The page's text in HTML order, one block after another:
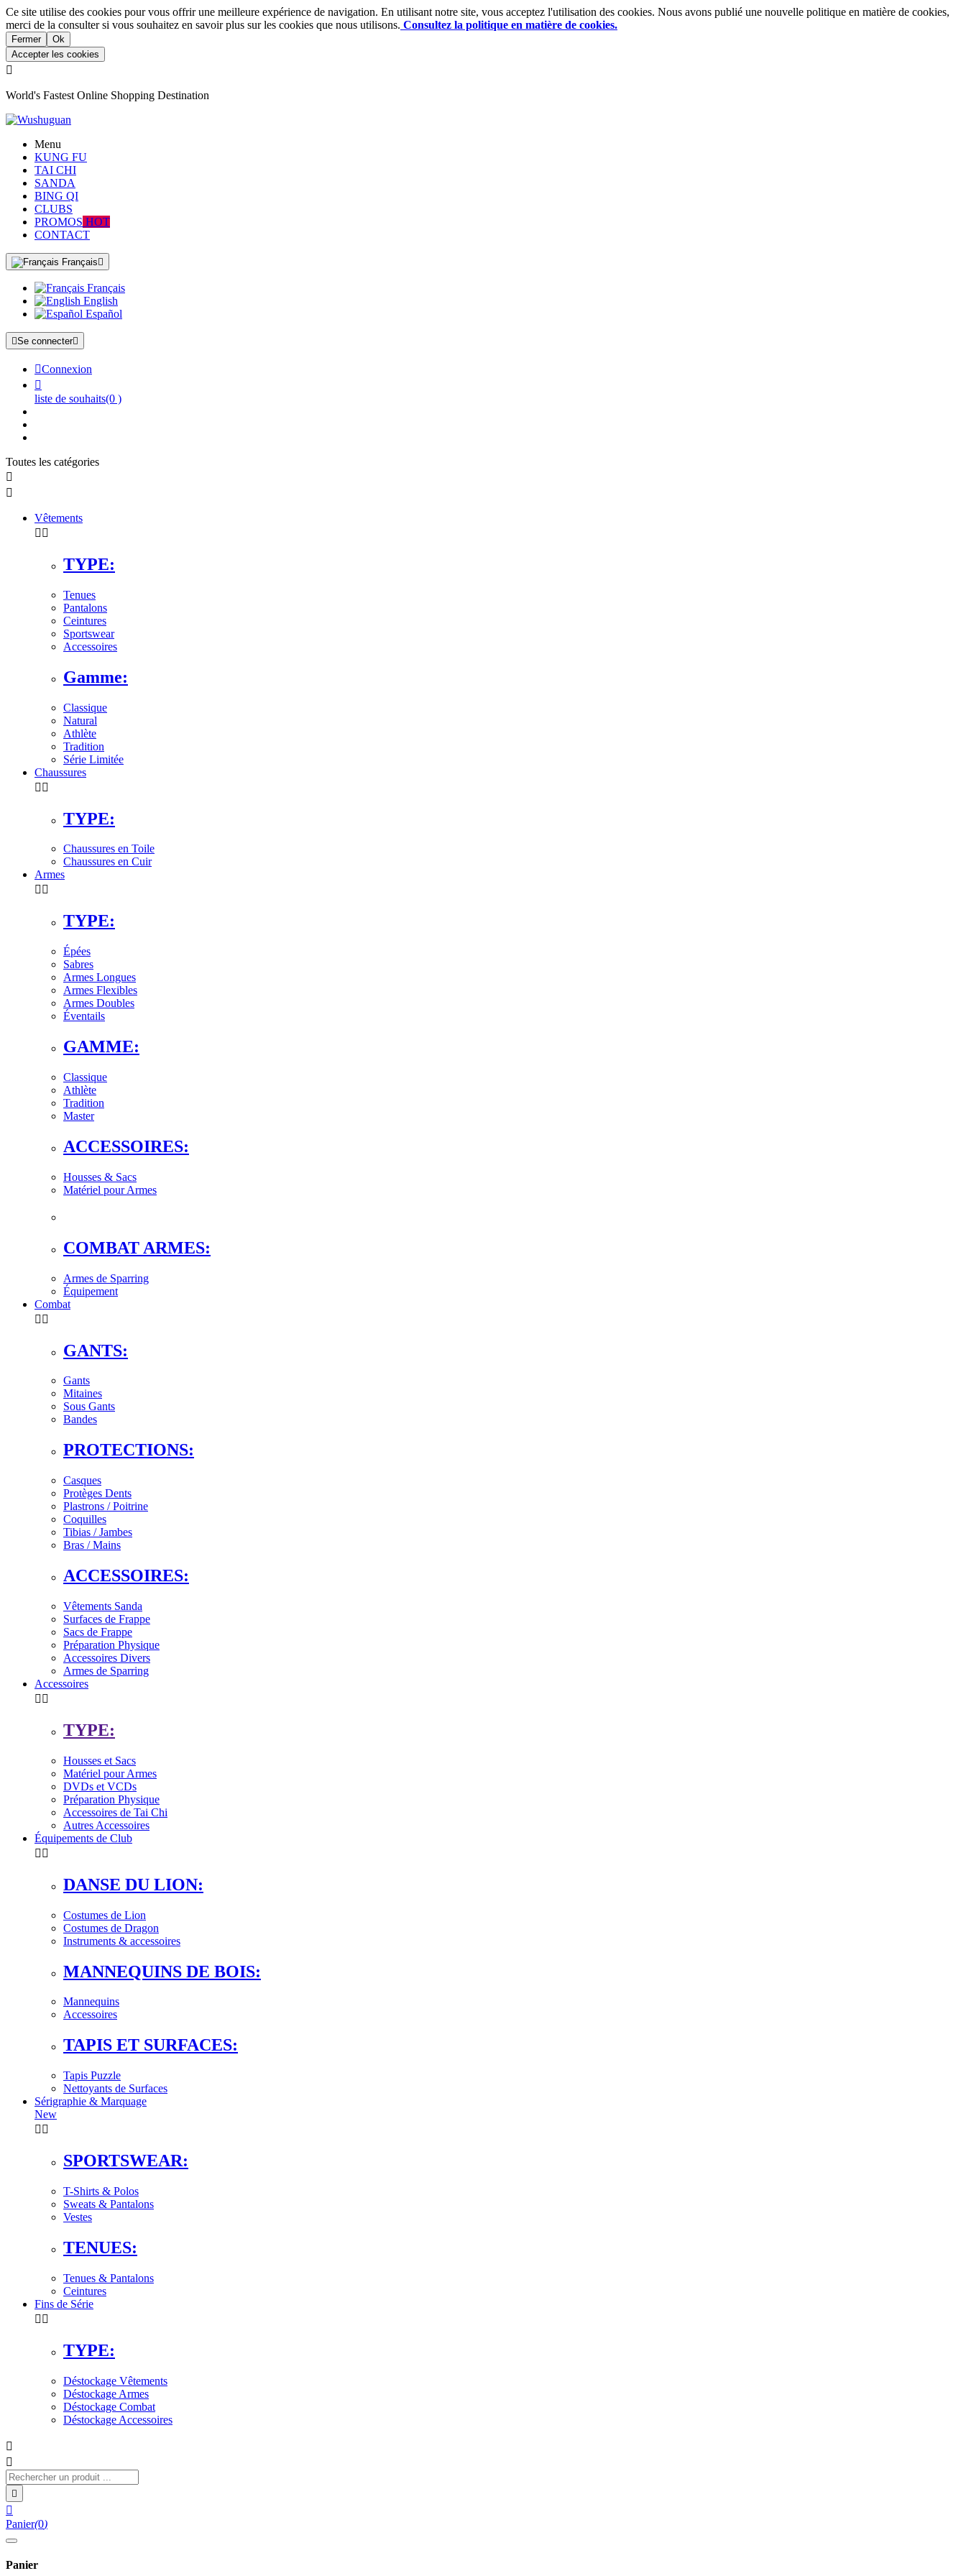
Ce site utilise des cookies pour vous offrir une meilleure expérience de navigation. En utilisant notre site, vous acceptez l'utilisation des cookies. Nous avons publié une nouvelle politique en matière de cookies,
merci de la consulter si vous souhaitez en savoir plus sur les cookies que nous utilisons. Consultez la politique en matière de cookies.
Fermer
Ok
Accepter les cookies

World's Fastest Online Shopping Destination
Menu
KUNG FU
TAI CHI
SANDA
BING QI
CLUBS
PROMOS HOT
CONTACT
Français 
Français
English
Español
Se connecter
Connexion

liste de souhaits(0 )
Toutes les catégories


Vêtements
 
TYPE:
Tenues
Pantalons
Ceintures
Sportswear
Accessoires
Gamme:
Classique
Natural
Athlète
Tradition
Série Limitée
Chaussures
 
TYPE:
Chaussures en Toile
Chaussures en Cuir
Armes
 
TYPE:
Épées
Sabres
Armes Longues
Armes Flexibles
Armes Doubles
Éventails
GAMME:
Classique
Athlète
Tradition
Master
ACCESSOIRES:
Housses & Sacs
Matériel pour Armes
COMBAT ARMES:
Armes de Sparring
Équipement
Combat
 
GANTS:
Gants
Mitaines
Sous Gants
Bandes
PROTECTIONS:
Casques
Protèges Dents
Plastrons / Poitrine
Coquilles
Tibias / Jambes
Bras / Mains
ACCESSOIRES:
Vêtements Sanda
Surfaces de Frappe
Sacs de Frappe
Préparation Physique
Accessoires Divers
Armes de Sparring
Accessoires
 
TYPE:
Housses et Sacs
Matériel pour Armes
DVDs et VCDs
Préparation Physique
Accessoires de Tai Chi
Autres Accessoires
Équipements de Club
 
DANSE DU LION:
Costumes de Lion
Costumes de Dragon
Instruments & accessoires
MANNEQUINS DE BOIS:
Mannequins
Accessoires
TAPIS ET SURFACES:
Tapis Puzzle
Nettoyants de Surfaces
Sérigraphie & Marquage
New
 
SPORTSWEAR:
T-Shirts & Polos
Sweats & Pantalons
Vestes
TENUES:
Tenues & Pantalons
Ceintures
Fins de Série
 
TYPE:
Déstockage Vêtements
Déstockage Armes
Déstockage Combat
Déstockage Accessoires




Panier(0)
Panier